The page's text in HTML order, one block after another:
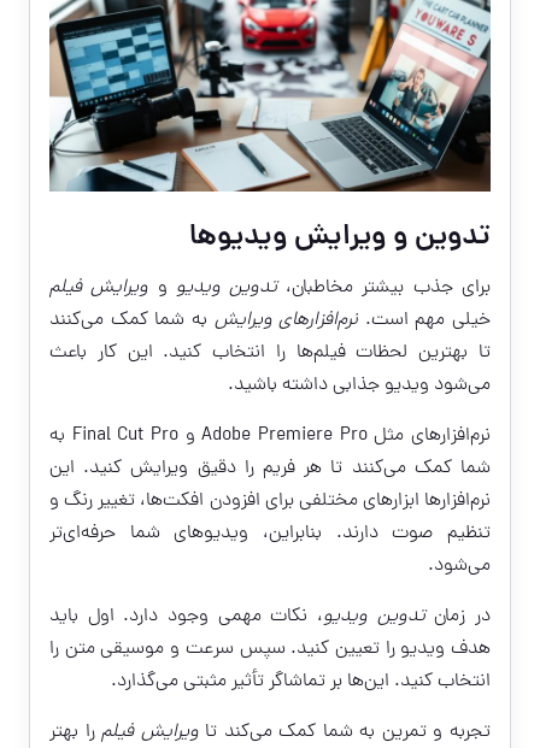
تدوین و ویرایش ویدیوها
برای جذب بیشتر مخاطبان،تدوین ویدیو و ویرایش فیلم
خیلی مهم است. نرم‌افزارهای ویرایش به شما کمک می‌کنند
تا بهترین لحظات فیلم‌ها را انتخاب کنید. این کار باعث
می‌شود ویدیو جذابی داشته باشید.
نرم‌افزارهای مثل Adobe Premiere Pro و Final Cut Pro به
شما کمک می‌کنند تا هر فریم را دقیق ویرایش کنید. این
نرم‌افزارها ابزارهای مختلفی برای افزودن افکت‌ها، تغییر رنگ و
تنظیم صوت دارند. بنابراین، ویدیوهای شما حرفه‌ای‌تر
می‌شود.
در زمانتدوین ویدیو، نکات مهمی وجود دارد. اول باید
هدف ویدیو را تعیین کنید. سپس سرعت و موسیقی متن را
انتخاب کنید. این‌ها بر تماشاگر تأثیر مثبتی می‌گذارد.
تجربه و تمرین به شما کمک می‌کند تاویرایش فیلمرا بهتر